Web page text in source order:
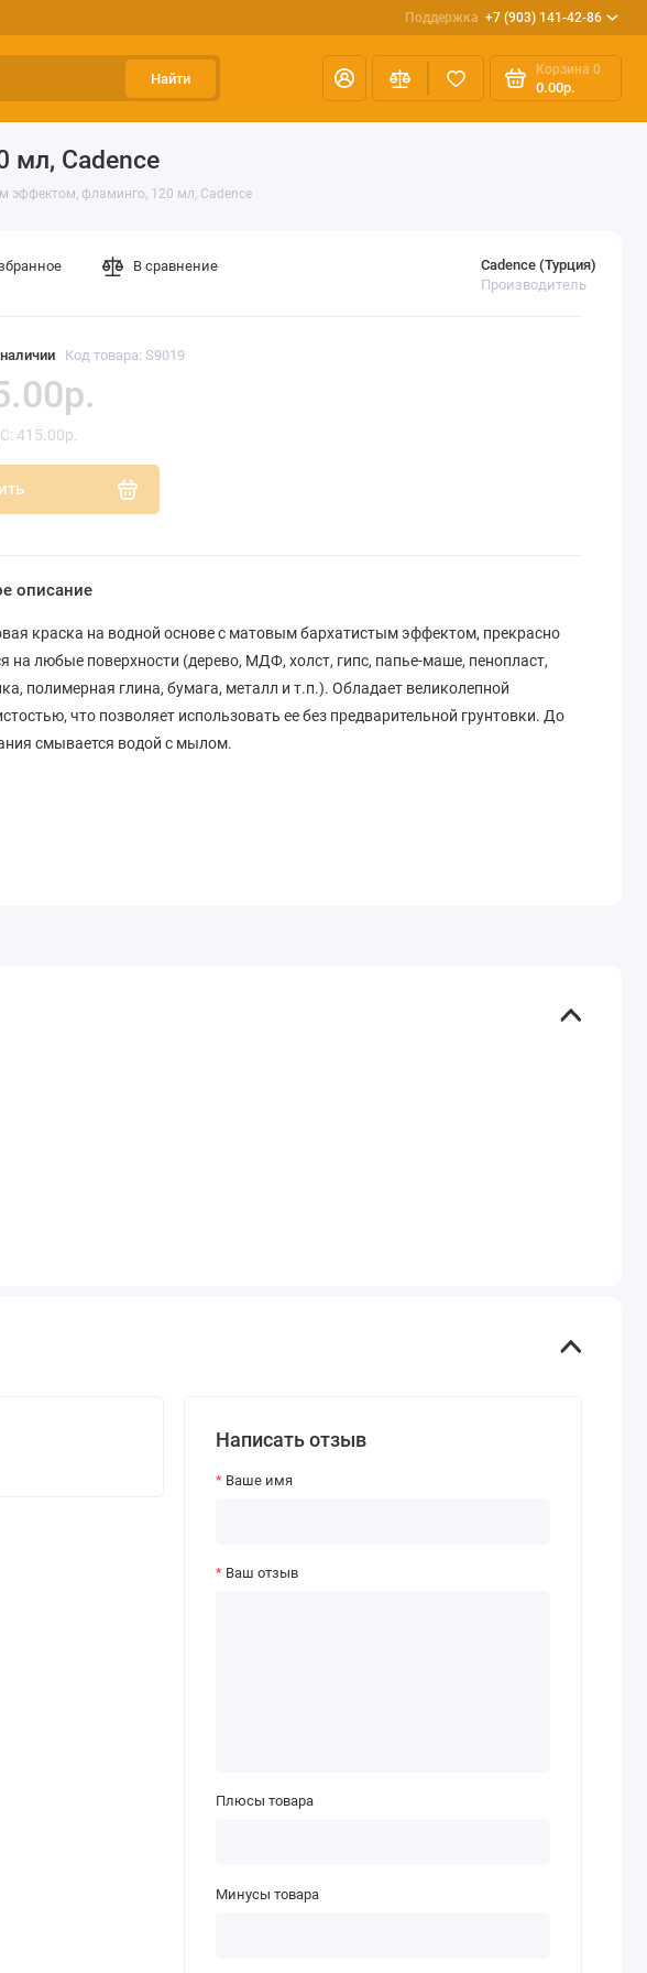
Поддержка +7 (903) 141-42-86
Найти
Корзина 0
0.00р.
мл, Cadence
эффектом, фламинго, 120 мл, Cadence
Код товара: S9019
Cadence (Турция)
Производитель
415.00р.
В сравнение
описание
краска на водной основе с матовым бархатистым эффектом, прекрасно
на любые поверхности (дерево, МДФ, холст, гипс, папье-маше, пенопласт,
полимерная глина, бумага, металл и т.п.). Обладает великолепной
что позволяет использовать ее без предварительной грунтовки. До
смывается водой с мылом.
Написать отзыв
Ваше имя
Ваш отзыв
Плюсы товара
Минусы товара